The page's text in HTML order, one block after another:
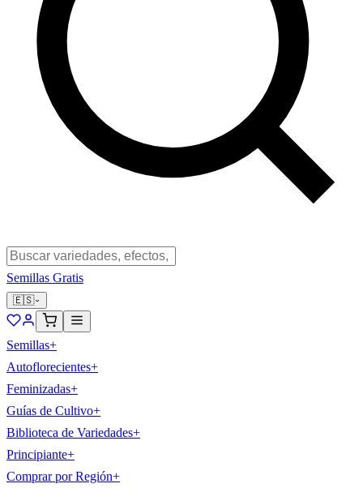
Semillas Gratis
🇪🇸
Semillas+
Autoflorecientes+
Feminizadas+
Guías de Cultivo+
Biblioteca de Variedades+
Principiante+
Comprar por Región+